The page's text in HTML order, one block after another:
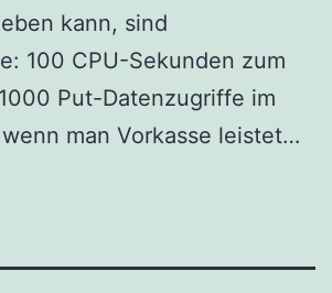
kann, sind
100 CPU-Sekunden zum
Put-Datenzugriffe im
man Vorkasse leistet…